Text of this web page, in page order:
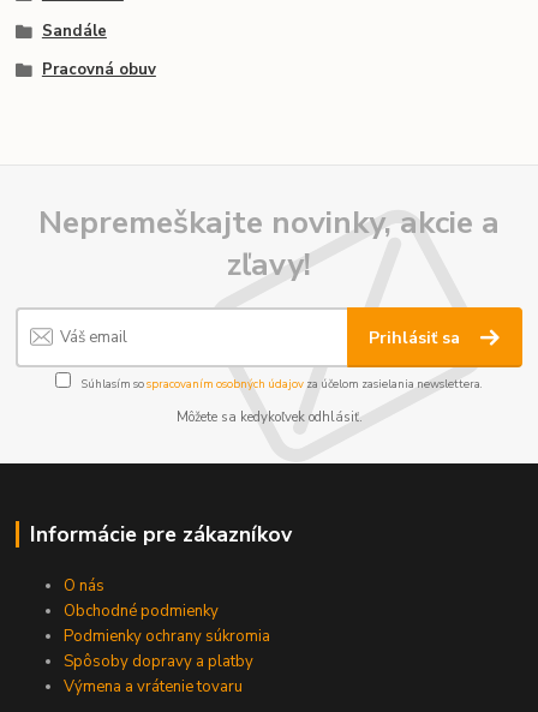
Sandále
Pracovná obuv
Nepremeškajte novinky, akcie a
zľavy!
Prihlásiť sa
Súhlasím sospracovaním osobných údajov za účelom zasielania newslettera.
Môžete sa kedykoľvek odhlásiť.
Informácie pre zákazníkov
O nás
Obchodné podmienky
Podmienky ochrany súkromia
Spôsoby dopravy a platby
Výmena a vrátenie tovaru